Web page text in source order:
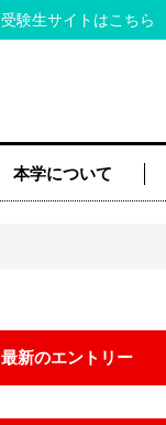
受験生サイトはこちら
本学について
最新のエントリー